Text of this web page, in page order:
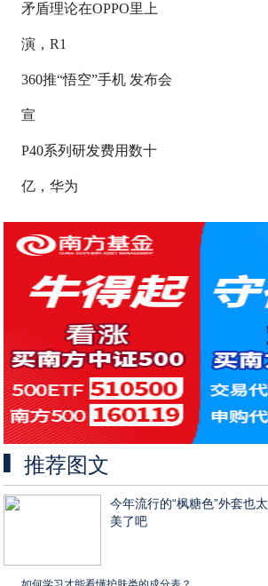
矛盾理论在OPPO里上
演，R1
360推“悟空”手机 发布会
宣
P40系列研发费用数十
亿，华为
推荐图文
今年流行的“枫糖色”外套也太
美了吧